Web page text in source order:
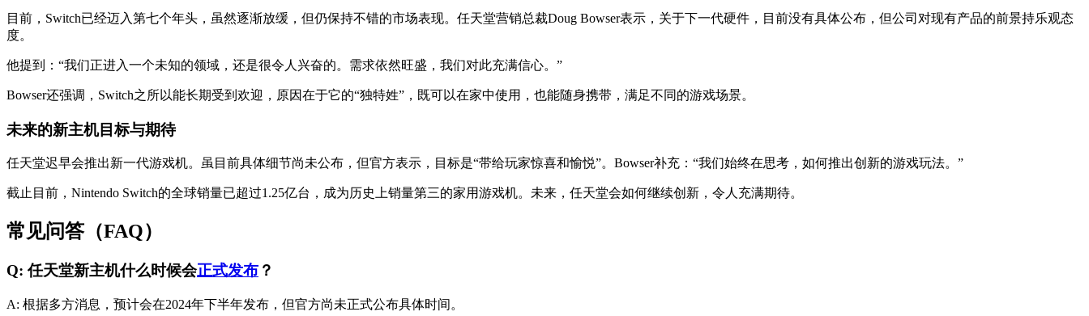
目前，Switch已经迈入第七个年头，虽然逐渐放缓，但仍保持不错的市场表现。任天堂营销总裁Doug Bowser表示，关于下一代硬件，目前没有具体公布，但公司对现有产品的前景持乐观态
度。
他提到：“我们正进入一个未知的领域，还是很令人兴奋的。需求依然旺盛，我们对此充满信心。”
Bowser还强调，Switch之所以能长期受到欢迎，原因在于它的“独特姓”，既可以在家中使用，也能随身携带，满足不同的游戏场景。
未来的新主机目标与期待
任天堂迟早会推出新一代游戏机。虽目前具体细节尚未公布，但官方表示，目标是“带给玩家惊喜和愉悦”。Bowser补充：“我们始终在思考，如何推出创新的游戏玩法。”
截止目前，Nintendo Switch的全球销量已超过1.25亿台，成为历史上销量第三的家用游戏机。未来，任天堂会如何继续创新，令人充满期待。
常见问答（FAQ）
Q: 任天堂新主机什么时候会正式发布 ？
A: 根据多方消息，预计会在2024年下半年发布，但官方尚未正式公布具体时间。